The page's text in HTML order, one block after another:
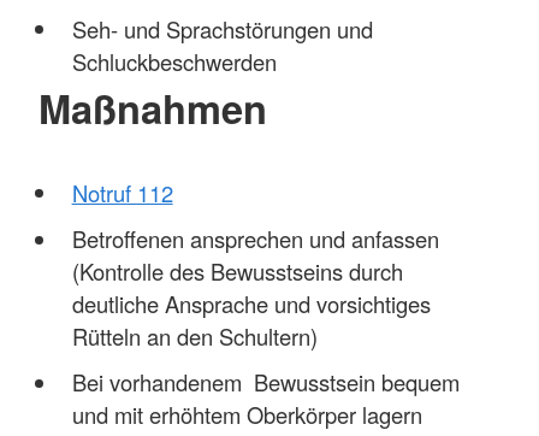
Seh- und Sprachstörungen und
Schluckbeschwerden
Maßnahmen
Notruf 112
Betroffenen ansprechen und anfassen
(Kontrolle des Bewusstseins durch
deutliche Ansprache und vorsichtiges
Rütteln an den Schultern)
Bei vorhandenem Bewusstsein bequem
und mit erhöhtem Oberkörper lagern